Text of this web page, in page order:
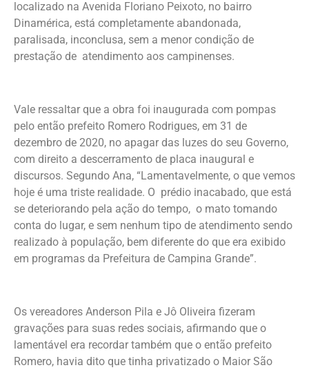
localizado na Avenida Floriano Peixoto, no bairro
Dinamérica, está completamente abandonada,
paralisada, inconclusa, sem a menor condição de
prestação de atendimento aos campinenses.
Vale ressaltar que a obra foi inaugurada com pompas
pelo então prefeito Romero Rodrigues, em 31 de
dezembro de 2020, no apagar das luzes do seu Governo,
com direito a descerramento de placa inaugural e
discursos. Segundo Ana, “Lamentavelmente, o que vemos
hoje é uma triste realidade. O prédio inacabado, que está
se deteriorando pela ação do tempo, o mato tomando
conta do lugar, e sem nenhum tipo de atendimento sendo
realizado à população, bem diferente do que era exibido
em programas da Prefeitura de Campina Grande”.
Os vereadores Anderson Pila e Jô Oliveira fizeram
gravações para suas redes sociais, afirmando que o
lamentável era recordar também que o então prefeito
Romero, havia dito que tinha privatizado o Maior São